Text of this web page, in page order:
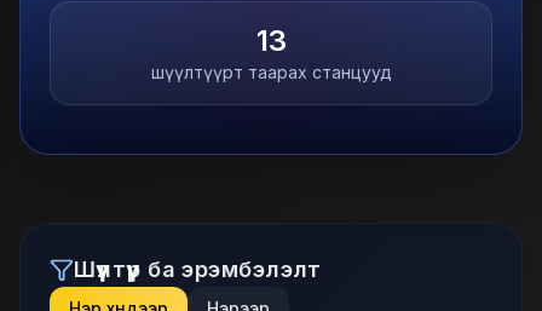
13
шүүлтүүрт таарах станцууд
Шүүлтүүр ба эрэмбэлэлт